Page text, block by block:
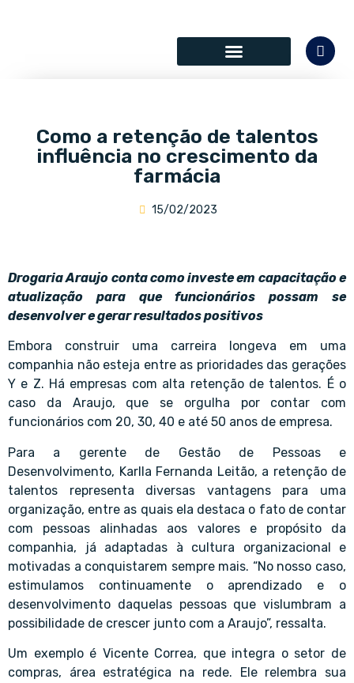
Como a retenção de talentos
influência no crescimento da
farmácia
15/02/2023
Drogaria Araujo conta como investe em capacitação e
atualização para que funcionários possam se
desenvolver e gerar resultados positivos
Embora construir uma carreira longeva em uma
companhia não esteja entre as prioridades das gerações
Y e Z. Há empresas com alta retenção de talentos. É o
caso da Araujo, que se orgulha por contar com
funcionários com 20, 30, 40 e até 50 anos de empresa.
Para a gerente de Gestão de Pessoas e
Desenvolvimento, Karlla Fernanda Leitão, a retenção de
talentos representa diversas vantagens para uma
organização, entre as quais ela destaca o fato de contar
com pessoas alinhadas aos valores e propósito da
companhia, já adaptadas à cultura organizacional e
motivadas a conquistarem sempre mais. “No nosso caso,
estimulamos continuamente o aprendizado e o
desenvolvimento daquelas pessoas que vislumbram a
possibilidade de crescer junto com a Araujo”, ressalta.
Um exemplo é Vicente Correa, que integra o setor de
compras, área estratégica na rede. Ele relembra sua